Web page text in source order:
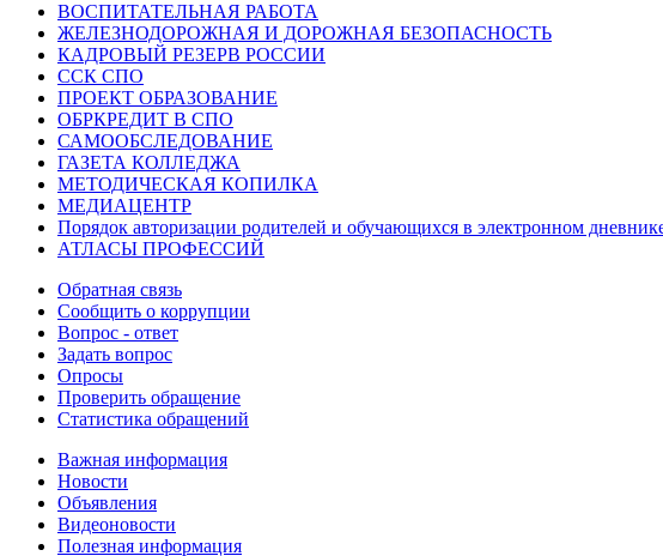
ВОСПИТАТЕЛЬНАЯ РАБОТА
ЖЕЛЕЗНОДОРОЖНАЯ И ДОРОЖНАЯ БЕЗОПАСНОСТЬ
КАДРОВЫЙ РЕЗЕРВ РОССИИ
ССК СПО
ПРОЕКТ ОБРАЗОВАНИЕ
ОБРКРЕДИТ В СПО
САМООБСЛЕДОВАНИЕ
ГАЗЕТА КОЛЛЕДЖА
МЕТОДИЧЕСКАЯ КОПИЛКА
МЕДИАЦЕНТР
Порядок авторизации родителей и обучающихся в электронном
АТЛАСЫ ПРОФЕССИЙ
Обратная связь
Сообщить о коррупции
Вопрос - ответ
Задать вопрос
Опросы
Проверить обращение
Статистика обращений
Важная информация
Новости
Объявления
Видеоновости
Полезная информация